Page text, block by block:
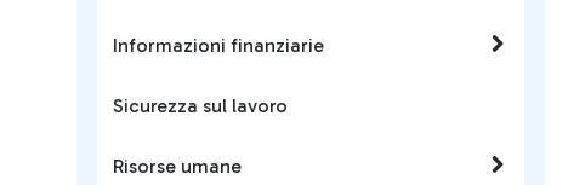
Informazioni finanziarie
Sicurezza sul lavoro
Risorse umane